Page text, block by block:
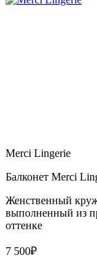
Merci Lingerie
Балконет Merci
Женственный
выполненный из
оттенке
7 500₽